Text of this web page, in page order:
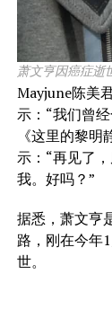
萧文亨因癌症逝
Mayjune陈美
示：“我们曾
《这里的黎
示：“再见了
我。好吗？”
据悉，萧文亨
路，刚在今年
世。